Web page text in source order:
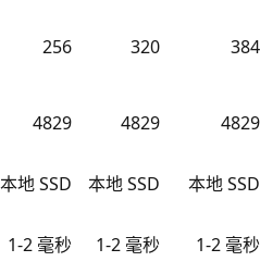
256 320 384
4829 4829 4829
本地 SSD 本地 SSD
本地 SSD
1-2 毫秒 1-2 毫秒 1-2 毫秒